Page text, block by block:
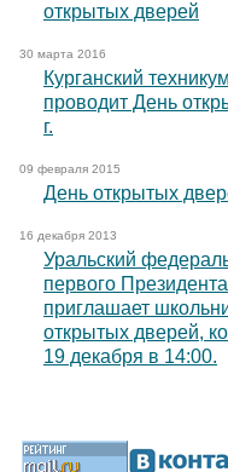
открытых дверей
30 марта 2016
Курганский
проводит День
г.
09 февраля 2015
День открытых
16 декабря 2013
Уральский
первого
приглашает
открытых дверей,
19 декабря в 14:00.